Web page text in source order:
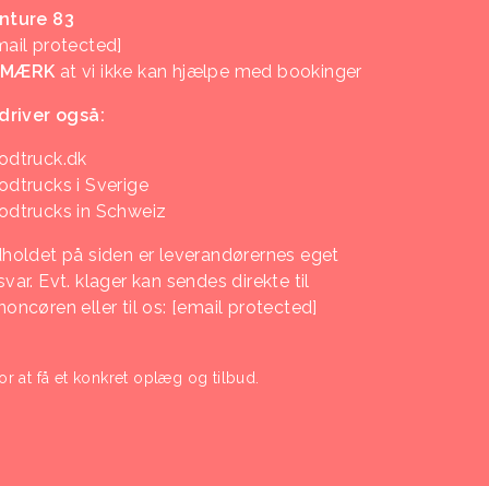
83
protected]
at vi ikke kan hjælpe med bookinger
også:
i Sverige
in Schweiz
på siden er leverandørernes eget
Evt. klager kan sendes direkte til
eller til os: [email protected]
at få et konkret oplæg og tilbud.